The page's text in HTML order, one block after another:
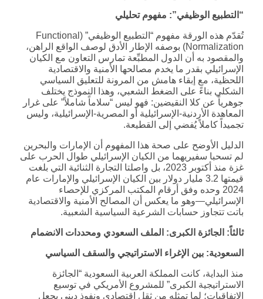
“التطبيع الوظيفي”: مفهوم تحليلي
تُقدّم هذه الورقة مفهوم “التطبيع الوظيفي” (Functional
Normalization) بوصفه الإطار الأدق لوصف الواقع الراهن،
والمقصود به أن الدول المطبِّعة تمارس التعاون مع الكيان
الإسرائيلي بقدر ما يخدم مصالحها الأمنية والاقتصادية
اللحظية، مع إبقاء هامش من المرونة للتعليق السياسي
الشكلي بناءً على الضغط الشعبي، وهذا النموذج يختلف
جوهرياً عن كلا النقيضين: فهو ليس “سلاماً شاملاً” على غرار
المعاهدة الأردنية-الإسرائيلية أو المصرية-الإسرائيلية، وليس
تجميداً كاملاً يُفضي إلى القطيعة.
الدليل الأوضح على صحة هذا المفهوم أن الإمارات والبحرين
لم تسحبا سفيريهما من الكيان الإسرائيلي طوال الحرب على
غزة منذ أكتوبر 2023، بل واصلتا التجارة الثنائية التي بلغت
قيمتها 3.2 مليار دولار بين الكيان الإسرائيلي والإمارات عام
2024 وحده وفق أرقام المكتب المركزي للإحصاء
الإسرائيلي—وهو ما يعكس أن المصالح الأمنية والاقتصادية
باتت تتجاوز حسابات الشرعية السياسية الشعبية.
ثالثاً: الجائزة الكبرى: الملف السعودي ومحددات الانضمام
السعودية: بين الإغراء الاستراتيجي والسقف السياسي
منذ البداية، كانت المملكة العربية السعودية “الجائزة
الاستراتيجية الكبرى” للمشروع الأمريكي في توسيع
الاتفاقيات؛ لما تمثله من ثقل اقتصادي ونفوذ ديني يجعل